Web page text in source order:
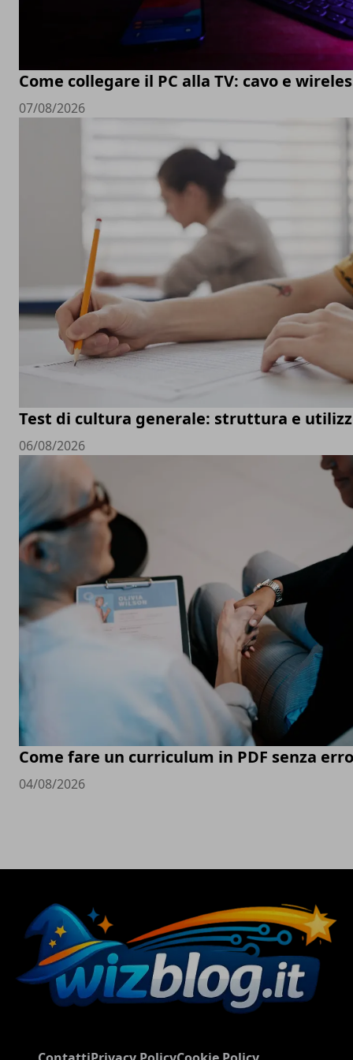
Come collegare il PC alla TV: cavo e
07/08/2026
Test di cultura generale: struttura e
06/08/2026
Come fare un curriculum in PDF senza
04/08/2026